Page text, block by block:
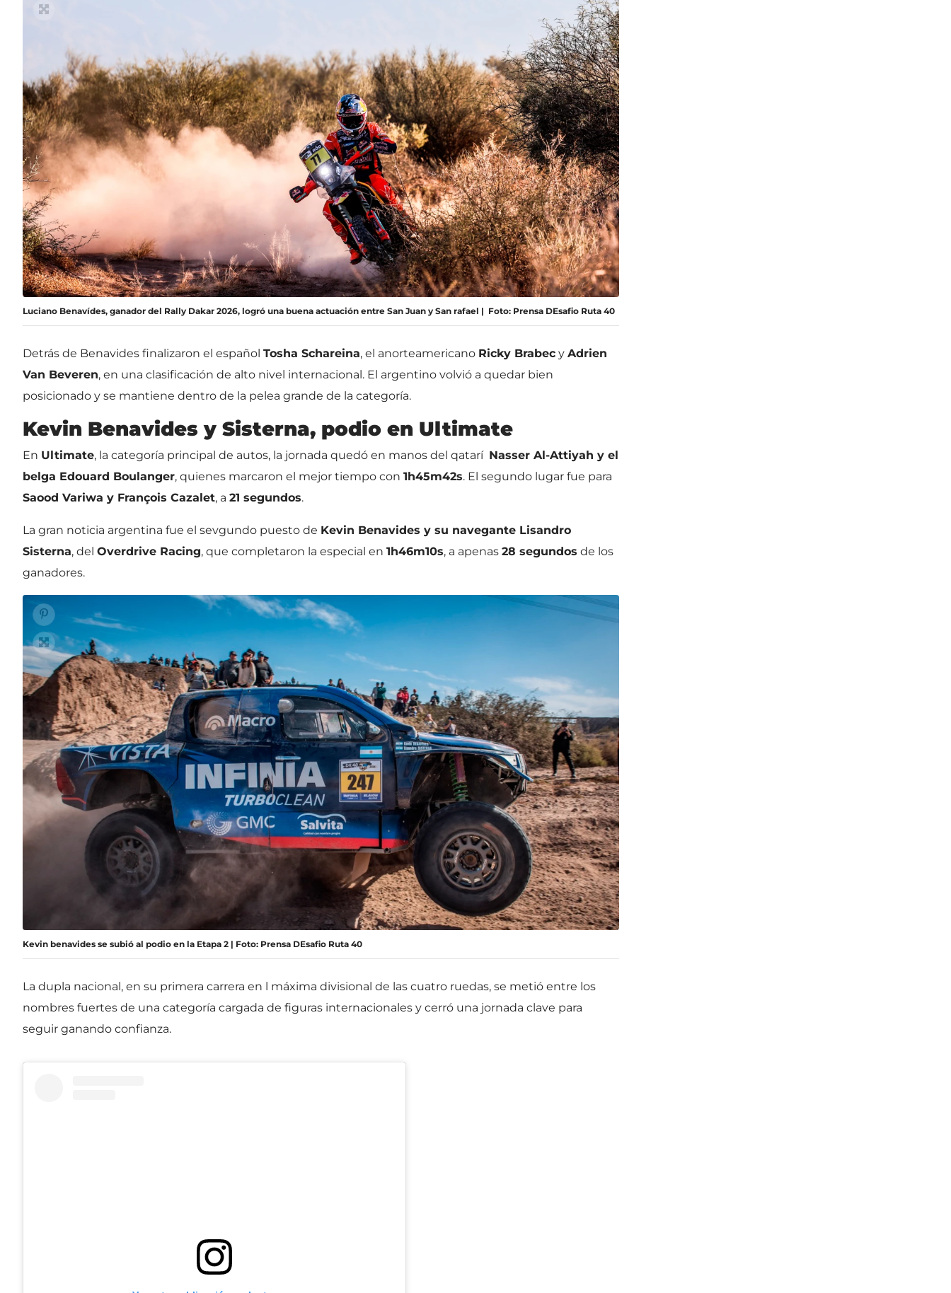
Luciano Benavídes, ganador del Rally Dakar 2026, logró una buena actuación entre San Juan y San rafael | Foto: Prensa DEsafio Ruta 40
Detrás de Benavides finalizaron el español Tosha Schareina, el anorteamericano Ricky Brabec y Adrien
Van Beveren, en una clasificación de alto nivel internacional. El argentino volvió a quedar bien
posicionado y se mantiene dentro de la pelea grande de la categoría.
Kevin Benavides y Sisterna, podio en Ultimate
En Ultimate, la categoría principal de autos, la jornada quedó en manos del qatarí Nasser Al-Attiyah y el
belga Edouard Boulanger, quienes marcaron el mejor tiempo con 1h45m42s. El segundo lugar fue para
Saood Variwa y François Cazalet, a 21 segundos.
La gran noticia argentina fue el sevgundo puesto de Kevin Benavides y su navegante Lisandro
Sisterna, del Overdrive Racing, que completaron la especial en 1h46m10s, a apenas 28 segundos de los
ganadores.
Kevin benavides se subió al podio en la Etapa 2 | Foto: Prensa DEsafio Ruta 40
La dupla nacional, en su primera carrera en l máxima divisional de las cuatro ruedas, se metió entre los
nombres fuertes de una categoría cargada de figuras internacionales y cerró una jornada clave para
seguir ganando confianza.